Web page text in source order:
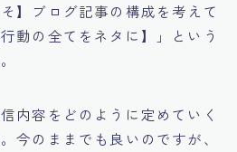
】ブログ記事の構成を考えて
動の全てをネタに】」という
内容をどのように定めていく
今のままでも良いのですが、